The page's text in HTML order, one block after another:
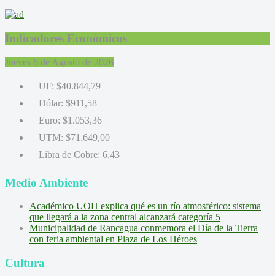
Indicadores Económicos
Jueves 6 de Agosto de 2026
UF: $40.844,79
Dólar: $911,58
Euro: $1.053,36
UTM: $71.649,00
Libra de Cobre: 6,43
Medio Ambiente
Académico UOH explica qué es un río atmosférico: sistema
que llegará a la zona central alcanzará categoría 5
Municipalidad de Rancagua conmemora el Día de la Tierra
con feria ambiental en Plaza de Los Héroes
Cultura